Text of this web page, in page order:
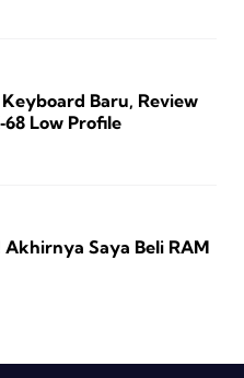
Baru, Review
Low Profile
Akhirnya Saya Beli RAM